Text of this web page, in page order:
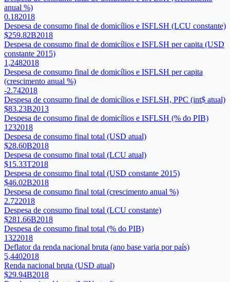
anual %)
0.182018
Despesa de consumo final de domicílios e ISFLSH (LCU constante)
$259.82B2018
Despesa de consumo final de domicílios e ISFLSH per capita (USD
constante 2015)
1,2482018
Despesa de consumo final de domicílios e ISFLSH per capita
(crescimento anual %)
-2.742018
Despesa de consumo final de domicílios e ISFLSH, PPC (int$ atual)
$83.23B2013
Despesa de consumo final de domicílios e ISFLSH (% do PIB)
1232018
Despesa de consumo final total (USD atual)
$28.60B2018
Despesa de consumo final total (LCU atual)
$15.33T2018
Despesa de consumo final total (USD constante 2015)
$46.02B2018
Despesa de consumo final total (crescimento anual %)
2.722018
Despesa de consumo final total (LCU constante)
$281.66B2018
Despesa de consumo final total (% do PIB)
1322018
Deflator da renda nacional bruta (ano base varia por país)
5,4402018
Renda nacional bruta (USD atual)
$29.94B2018